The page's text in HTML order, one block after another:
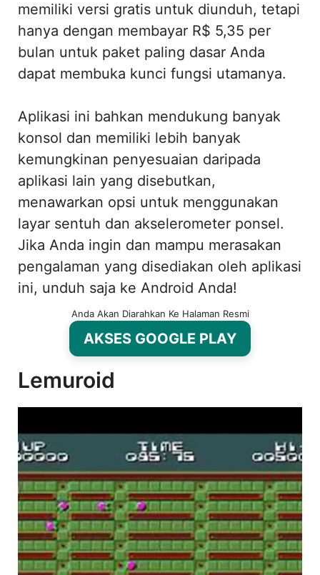
memiliki versi gratis untuk diunduh, tetapi
hanya dengan membayar R$ 5,35 per
bulan untuk paket paling dasar Anda
dapat membuka kunci fungsi utamanya.
Aplikasi ini bahkan mendukung banyak
konsol dan memiliki lebih banyak
kemungkinan penyesuaian daripada
aplikasi lain yang disebutkan,
menawarkan opsi untuk menggunakan
layar sentuh dan akselerometer ponsel.
Jika Anda ingin dan mampu merasakan
pengalaman yang disediakan oleh aplikasi
ini, unduh saja ke Android Anda!
Anda Akan Diarahkan Ke Halaman Resmi
AKSES GOOGLE PLAY
Lemuroid